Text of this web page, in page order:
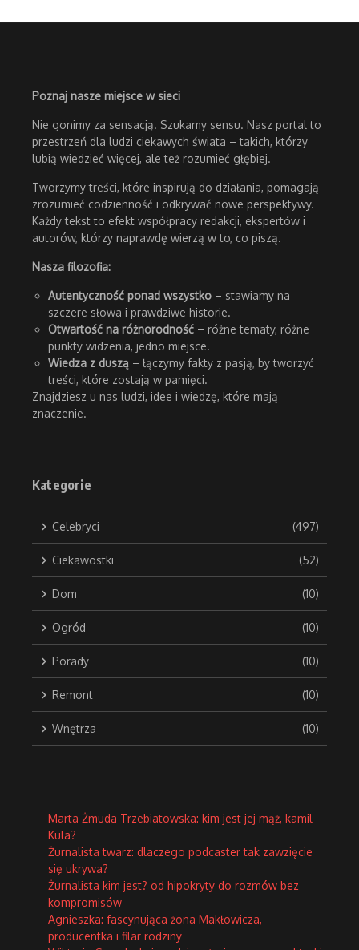
Poznaj nasze miejsce w sieci
Nie gonimy za sensacją. Szukamy sensu. Nasz portal to
przestrzeń dla ludzi ciekawych świata – takich, którzy
lubią wiedzieć więcej, ale też rozumieć głębiej.
Tworzymy treści, które inspirują do działania, pomagają
zrozumieć codzienność i odkrywać nowe perspektywy.
Każdy tekst to efekt współpracy redakcji, ekspertów i
autorów, którzy naprawdę wierzą w to, co piszą.
Nasza filozofia:
Autentyczność ponad wszystko – stawiamy na
szczere słowa i prawdziwe historie.
Otwartość na różnorodność – różne tematy, różne
punkty widzenia, jedno miejsce.
Wiedza z duszą – łączymy fakty z pasją, by tworzyć
treści, które zostają w pamięci.
Znajdziesz u nas ludzi, idee i wiedzę, które mają
znaczenie.
Kategorie
Celebryci (497)
Ciekawostki (52)
Dom (10)
Ogród (10)
Porady (10)
Remont (10)
Wnętrza (10)
Marta Żmuda Trzebiatowska: kim jest jej mąż, kamil
Kula?
Żurnalista twarz: dlaczego podcaster tak zawzięcie
się ukrywa?
Żurnalista kim jest? od hipokryty do rozmów bez
kompromisów
Agnieszka: fascynująca żona Makłowicza,
producentka i filar rodziny